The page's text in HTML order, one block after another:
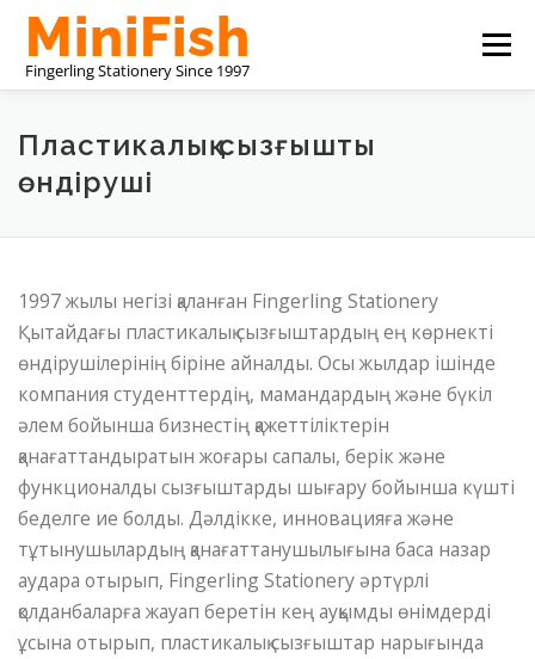
Skip
content
Menu
Пластикалық сызғышты
өндіруші
1997 жылы негізі қаланған Fingerling Stationery
Қытайдағы пластикалық сызғыштардың ең көрнекті
өндірушілерінің біріне айналды. Осы жылдар ішінде
компания студенттердің, мамандардың және бүкіл
әлем бойынша бизнестің қажеттіліктерін
қанағаттандыратын жоғары сапалы, берік және
функционалды сызғыштарды шығару бойынша күшті
беделге ие болды. Дәлдікке, инновацияға және
тұтынушылардың қанағаттанушылығына баса назар
аудара отырып, Fingerling Stationery әртүрлі
қолданбаларға жауап беретін кең ауқымды өнімдерді
ұсына отырып, пластикалық сызғыштар нарығында